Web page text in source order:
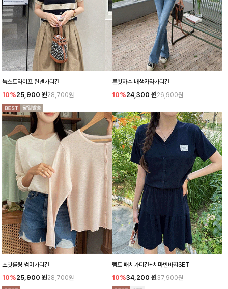
녹스트라이프 린넨가디건
10%25,900 원28,700원
론킷자수 배색카라가디건
10%24,300 원26,900원
초밋롤링 썸머가디건
10%25,900 원28,700원
렘트 패치가디건+치마반바지SET
10%34,200 원37,900원